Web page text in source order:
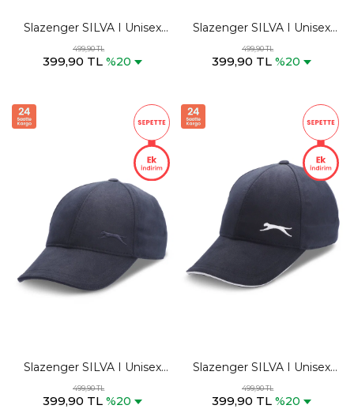
Slazenger SILVA I Unisex
Bej Şapka
499,90 TL
399,90 TL %20
Slazenger SILVA I Unisex
Siyah / Siyah Şapka
499,90 TL
399,90 TL %20
Slazenger SILVA I Unisex
Lacivert / Lacivert Şapka
499,90 TL
399,90 TL %20
Slazenger SILVA I Unisex
Lacivert / Beyaz Şapka
499,90 TL
399,90 TL %20